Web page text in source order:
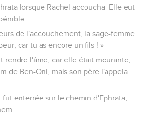
lorsque Rachel accoucha. Elle eut
de l'accouchement, la sage-femme
car tu as encore un fils ! »
rendre l'âme, car elle était mourante,
de Ben-Oni, mais son père l'appela
fut enterrée sur le chemin d'Ephrata,